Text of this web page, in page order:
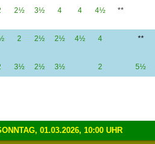
2½ 3½ 4 4 4½ **
2 2½ 2½ 4½ 4 **
3½ 2½ 3½ 2 5½
01.03.2026, 10:00 UHR